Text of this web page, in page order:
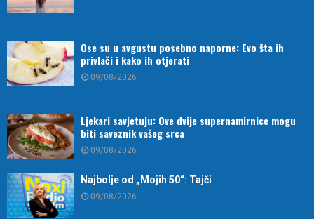
Ose su u avgustu posebno naporne: Evo šta ih
privlači i kako ih otjerati
09/08/2026
Ljekari savjetuju: Ove dvije supernamirnice mogu
biti saveznik vašeg srca
09/08/2026
Najbolje od „Mojih 50“: Tajči
09/08/2026